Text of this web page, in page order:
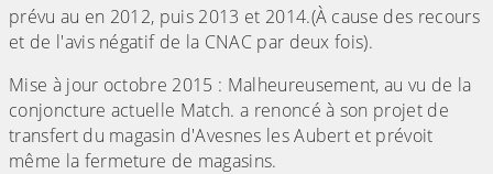
prévu au en 2012, puis 2013 et 2014.(À cause des recours
et de l'avis négatif de la CNAC par deux fois).
Mise à jour octobre 2015 : Malheureusement, au vu de la
conjoncture actuelle Match. a renoncé à son projet de
transfert du magasin d'Avesnes les Aubert et prévoit
même la fermeture de magasins.